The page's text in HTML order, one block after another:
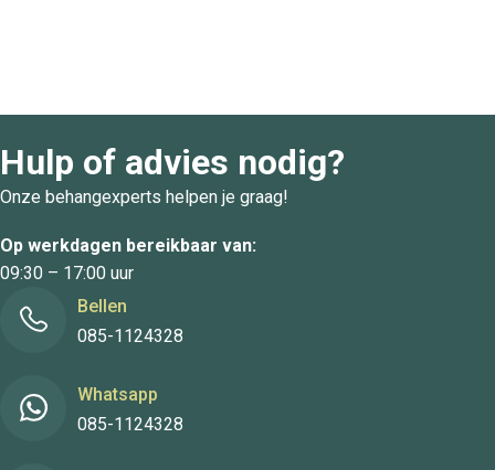
Hulp of advies nodig?
Onze behangexperts helpen je graag!
Op werkdagen bereikbaar van:
09:30 – 17:00 uur
Bellen
085-1124328
Whatsapp
085-1124328